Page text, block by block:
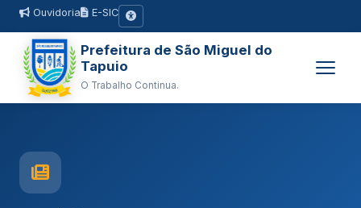
Ouvidoria E-SIC
Prefeitura de São Miguel do
Tapuio
O Trabalho Continua.